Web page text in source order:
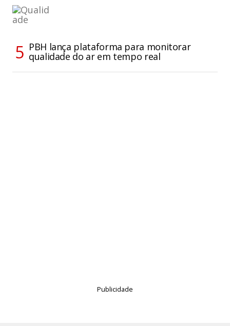
PBH lança plataforma para monitorar
qualidade do ar em tempo real
Publicidade